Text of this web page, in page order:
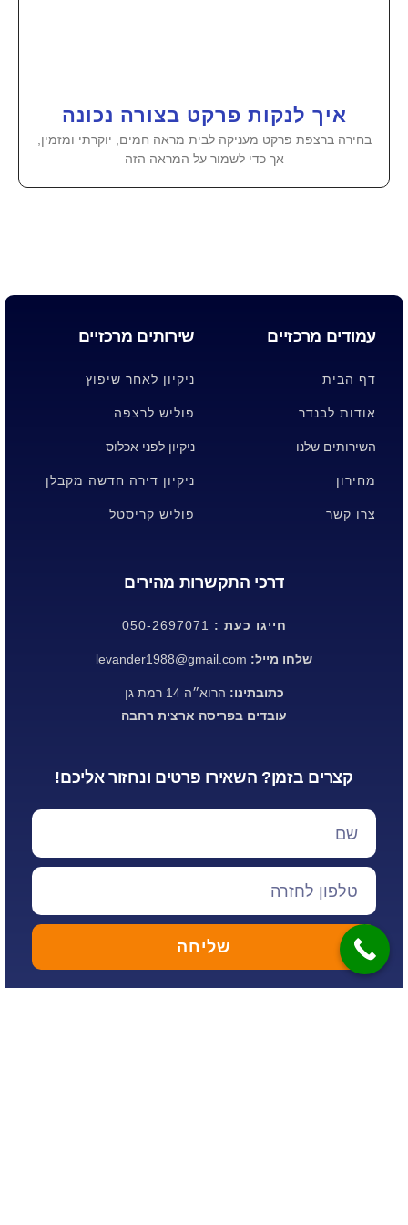
איך לנקות פרקט בצורה נכונה
בחירה ברצפת פרקט מעניקה לבית מראה חמים, יוקרתי ומזמין,
אך כדי לשמור על המראה הזה
עמודים מרכזיים
דף הבית
אודות לבנדר
השירותים שלנו
מחירון
צרו קשר
שירותים מרכזיים
ניקיון לאחר שיפוץ
פוליש לרצפה
ניקיון לפני אכלוס
ניקיון דירה חדשה מקבלן
פוליש קריסטל
דרכי התקשרות מהירים
חייגו כעת : 050-2697071
שלחו מייל: levander1988@gmail.com
כתובתינו: הרוא״ה 14 רמת גן
עובדים בפריסה ארצית רחבה
קצרים בזמן? השאירו פרטים ונחזור אליכם!
שליחה